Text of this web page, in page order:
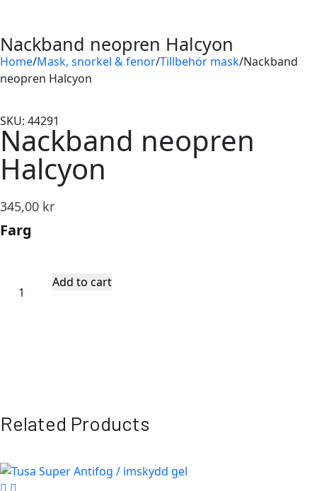
Nackband neopren Halcyon
Home/Mask, snorkel & fenor/Tillbehör mask/Nackband
neopren Halcyon
SKU: 44291
Nackband neopren
Halcyon
345,00 kr
Farg
Add to cart
Related Products